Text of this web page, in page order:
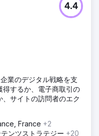
しいブログ構造を用いて
ら獲得し、非ブランド金
and Pensions Law：若
険・年金セクター内で
、そして権威性が不可
いて、幅広いオーディ
な非ブランド成長を達
マーケティングを組み合
のEAT原則に準拠し、金
クエリに応えるコンテ
4.4
業のデジタル戦略を支
するか、電子商取引の
サイトの訪問者のエク
France +2
ンツストラテジー +20